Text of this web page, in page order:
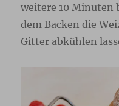
weitere 10 Minuten
dem Backen die
Gitter abkühlen